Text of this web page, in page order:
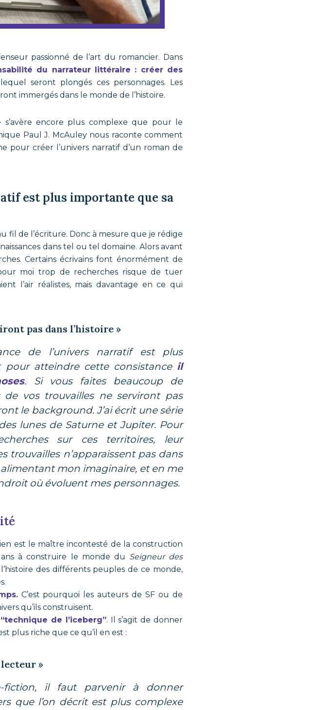
passionné de l’art du romancier. Dans
du narrateur littéraire : créer des
seront plongés ces personnages. Les
immergés dans le monde de l’histoire.
encore plus complexe que pour le
Paul J. McAuley nous raconte comment
pour créer l’univers narratif d’un roman de
est plus importante que sa
fil de l’écriture. Donc à mesure que je rédige
dans tel ou tel domaine. Alors avant
Certains écrivains font énormément de
moi trop de recherches risque de tuer
l’air réalistes, mais davantage en ce qui
pas dans l’histoire »
de l’univers narratif est plus
atteindre cette consistance il
. Si vous faites beaucoup de
de vos trouvailles ne serviront pas
le background. J’ai écrit une série
lunes de Saturne et Jupiter. Pour
sur ces territoires, leur
trouvailles n’apparaissent pas dans
alimentant mon imaginaire, et en me
où évoluent mes personnages.
est le maître incontesté de la construction
à construire le monde du Seigneur des
des différents peuples de ce monde,
C’est pourquoi les auteurs de SF ou de
qu’ils construisent.
“technique de l’iceberg”. Il s’agit de donner
plus riche que ce qu’il en est :
»
il faut parvenir à donner
que l’on décrit est plus complexe